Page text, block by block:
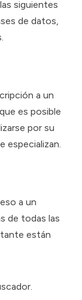
siguientes
de datos,
a un
es posible
por su
especializan.
a un
de todas las
están
.